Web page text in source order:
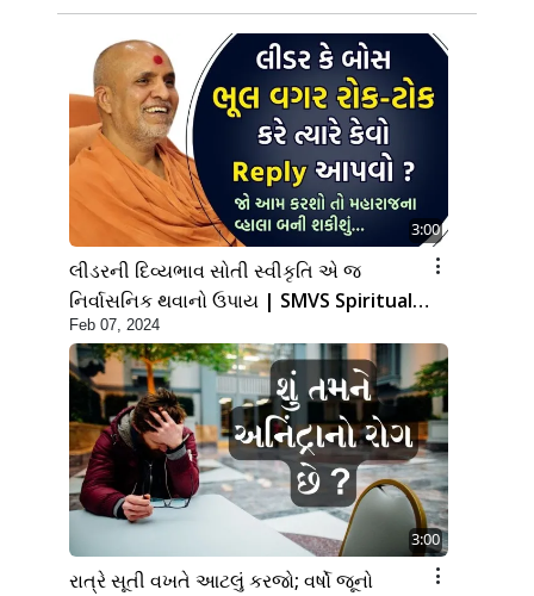
3:00
લીડરની દિવ્યભાવ સોતી સ્વીકૃતિ એ જ
નિર્વાસનિક થવાનો ઉપાય | SMVS Spiritual
Journey
Feb 07, 2024
3:00
રાત્રે સૂતી વખતે આટલું કરજો; વર્ષો જૂનો